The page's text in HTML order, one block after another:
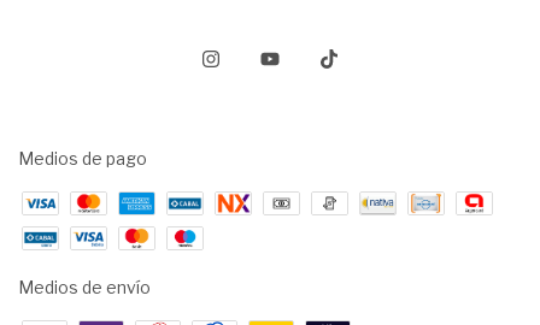
Medios de pago
Medios de envío